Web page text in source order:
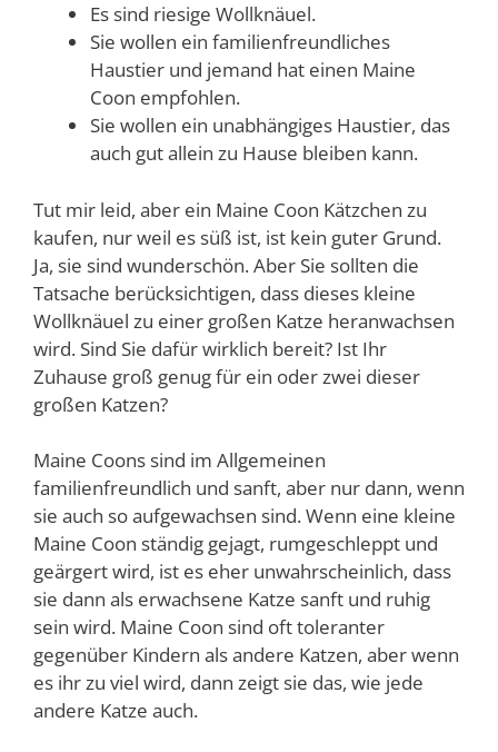
Es sind riesige Wollknäuel.
Sie wollen ein familienfreundliches
Haustier und jemand hat einen Maine
Coon empfohlen.
Sie wollen ein unabhängiges Haustier, das
auch gut allein zu Hause bleiben kann.
Tut mir leid, aber ein Maine Coon Kätzchen zu
kaufen, nur weil es süß ist, ist kein guter Grund.
Ja, sie sind wunderschön. Aber Sie sollten die
Tatsache berücksichtigen, dass dieses kleine
Wollknäuel zu einer großen Katze heranwachsen
wird. Sind Sie dafür wirklich bereit? Ist Ihr
Zuhause groß genug für ein oder zwei dieser
großen Katzen?
Maine Coons sind im Allgemeinen
familienfreundlich und sanft, aber nur dann, wenn
sie auch so aufgewachsen sind. Wenn eine kleine
Maine Coon ständig gejagt, rumgeschleppt und
geärgert wird, ist es eher unwahrscheinlich, dass
sie dann als erwachsene Katze sanft und ruhig
sein wird. Maine Coon sind oft toleranter
gegenüber Kindern als andere Katzen, aber wenn
es ihr zu viel wird, dann zeigt sie das, wie jede
andere Katze auch.